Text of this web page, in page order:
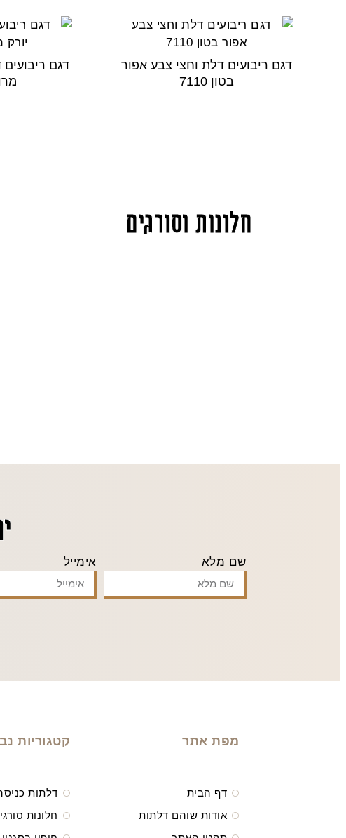
דגם ריבועים דלת וחצי צבע אפור
בטון 7110
דגם
חלונות וסורגים
שם מלא אימייל
מפת אתר
דף הבית
אודות שוהם דלתות
קטגוריות
דלתות
חלונות